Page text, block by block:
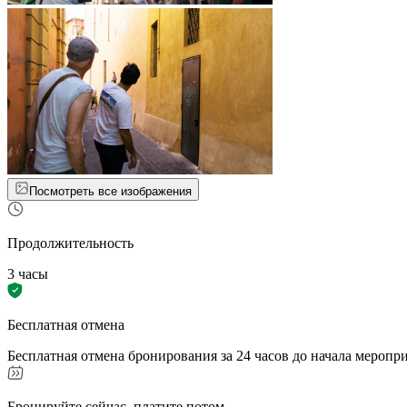
Посмотреть все изображения
Продолжительность
3 часы
Бесплатная отмена
Бесплатная отмена бронирования за 24 часов до начала